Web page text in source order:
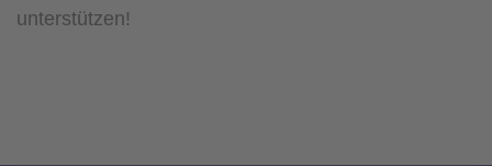
unterstützen!